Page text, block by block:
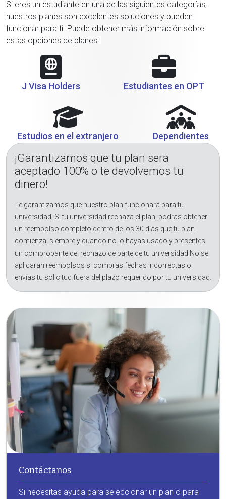
Si eres un estudiante en una de las siguientes categorías,
nuestros planes son excelentes soluciones y pueden
funcionar para ti. Puede obtener más información sobre
estas opciones de planes:
J Visa Holders Estudiantes en OPT
Estudios en el extranjero Dependientes
¡Garantizamos que tu plan sera
aceptado 100% o te devolvemos tu
dinero!
Te garantizamos que nuestro plan funcionará para tu
universidad. Si tu universidad rechaza el plan, podras obtener
un reembolso completo dentro de los 30 días que tu plan
comienza, siempre y cuando no lo hayas usado y presentes
un comprobante del rechazo de parte de tu universidad.No se
aplicaran reembolsos si compras fechas incorrectas o
envías tu solicitud fuera del plazo requerido por tu universidad.
Contáctanos
Si necesitas ayuda para seleccionar un plan o para